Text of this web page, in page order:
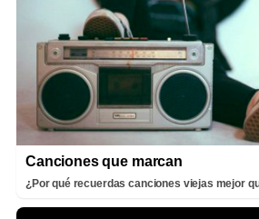
Canciones que marcan
¿Por qué recuerdas canciones viejas mejor